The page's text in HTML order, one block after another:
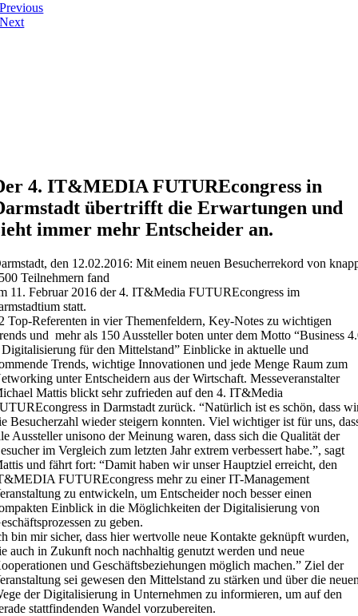
Previous
Next
4. IT&MEDIA FUTUREcongress in
übertrifft die Erwartungen und
immer mehr Entscheider an.
den 12.02.2016: Mit einem neuen Besucherrekord von
Teilnehmern fand
11. Februar 2016 der 4. IT&Media FUTUREcongress im
statt.
Top-Referenten in vier Themenfeldern, Key-Notes zu wichtigen
und mehr als 150 Aussteller boten unter dem Motto “Business
für den Mittelstand” Einblicke in aktuelle und
Trends, wichtige Innovationen und jede Menge Raum zum
unter Entscheidern aus der Wirtschaft. Messeveranstalter
Mattis blickt sehr zufrieden auf den 4. IT&Media
in Darmstadt zurück. “Natürlich ist es schön, dass
Besucherzahl wieder steigern konnten. Viel wichtiger ist für uns,
Aussteller unisono der Meinung waren, dass sich die Qualität der
im Vergleich zum letzten Jahr extrem verbessert habe.”, sagt
und fährt fort: “Damit haben wir unser Hauptziel erreicht, den
FUTUREcongress mehr zu einer IT-Management
zu entwickeln, um Entscheider noch besser einen
Einblick in die Möglichkeiten der Digitalisierung von
zu geben.
bin mir sicher, dass hier wertvolle neue Kontakte geknüpft wurden,
auch in Zukunft noch nachhaltig genutzt werden und neue
und Geschäftsbeziehungen möglich machen.” Ziel der
sei gewesen den Mittelstand zu stärken und über die
der Digitalisierung in Unternehmen zu informieren, um auf den
stattfindenden Wandel vorzubereiten.